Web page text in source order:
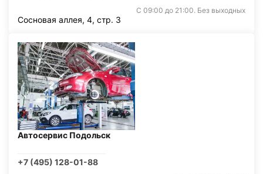
С 09:00 до 21:00. Без выходных
Сосновая аллея, 4, стр. 3
Автосервис Подольск
+7 (495) 128-01-88